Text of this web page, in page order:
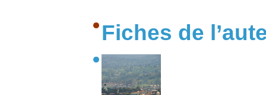
Fiches de